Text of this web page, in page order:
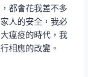
都會花我差不多
人的安全，我必
瘟疫的時代，我
相應的改變。